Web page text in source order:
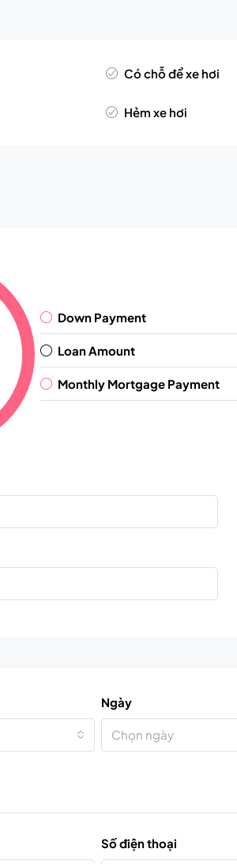
Có chỗ để xe hơi
Hẻm xe hơi
Down Payment
Loan Amount
Monthly Mortgage Payment
Ngày
Chọn ngày
Số điện thoại